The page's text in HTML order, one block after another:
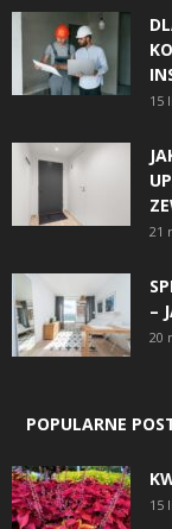
15
21
–
20
POPULARNE
15